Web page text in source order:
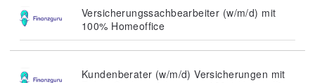
Versicherungssachbearbeiter (w/m/d) mit
100% Homeoffice
Kundenberater (w/m/d) Versicherungen mit